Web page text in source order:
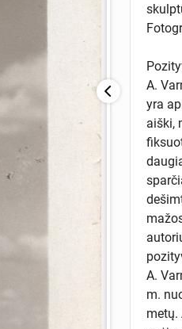
A.
yra
aiški,
A.
m.
metų.